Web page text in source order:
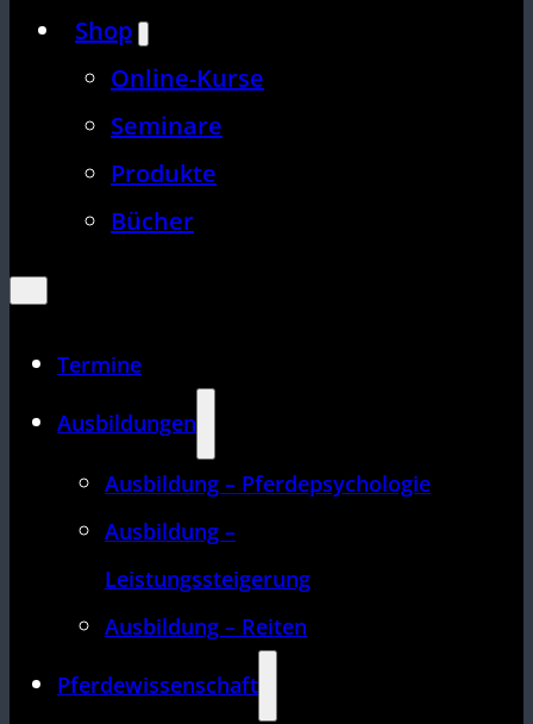
Shop
Online-Kurse
Seminare
Produkte
Bücher
Termine
Ausbildungen
Ausbildung – Pferdepsychologie
Ausbildung –
Leistungssteigerung
Ausbildung – Reiten
Pferdewissenschaft